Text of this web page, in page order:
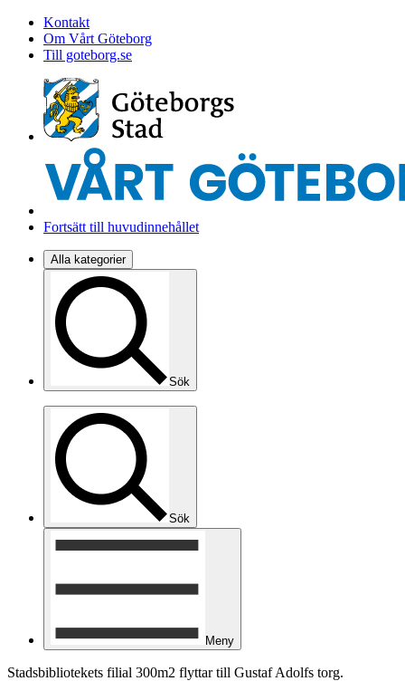
Kontakt
Om Vårt Göteborg
Till goteborg.se
Fortsätt till huvudinnehållet
Alla kategorier
Sök
Sök
Meny
Stadsbibliotekets filial 300m2 flyttar till Gustaf Adolfs torg.